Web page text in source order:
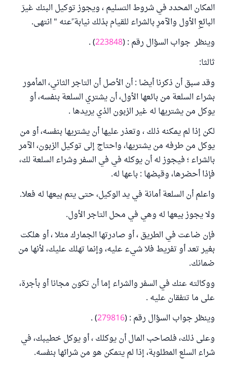
المكان المحدد في شروط التسليم ، ويجوز توكيل البنك غيرَ
البائعِ الأول والآمرِ بالشراء للقيام بذلك نيابة ًعنه " انتهى.
وينظر جواب السؤال رقم : (223848
) .
ثالثا:
وقد سبق أن ذكرنا أيضا : أن الأصل أن التاجر الثاني، المأمور
بشراء السلعة من بائعها الأول، أن يشتري السلعة بنفسه، أو
يوكل من يشتريها له غير الزبون الذي يريدها .
لكن إذا لم يمكنه ذلك ، وتعذر عليها أن يشتريها بنفسه، أو من
يوكل من طرفه من يشتريها، واحتاج إلى توكيل الزبون، الآمر
بالشراء ؛ فيجوز له أن يوكله في في السفر وشراء السلعة لك،
فإذا أحضرها، وقبضها : باعها له.
واعلم أن السلعة أمانة في يد الوكيل، حتى يتم بيعها له فعلا.
ولا يجوز بيعها له وهي في محل التاجر الأول.
فإن ضاعت في الطريق ، أو صادرتها الجمارك مثلا ، أو هلكت
بغير تعد أو تفريط فلا شيء عليه، وإنما تهلك عليك، لأنها من
ضمانك.
ووكالته عنك في السفر والشراء إما أن تكون مجانا أو بأجرة،
على ما تتفقان عليه .
وينظر جواب السؤال رقم : (279816
) .
وعلى ذلك، فلصاحب المال أن يوكلك ، أو يوكل خطيبك، في
شراء السلع المطلوبة، إذا لم يتمكن هو من شرائها بنفسه.